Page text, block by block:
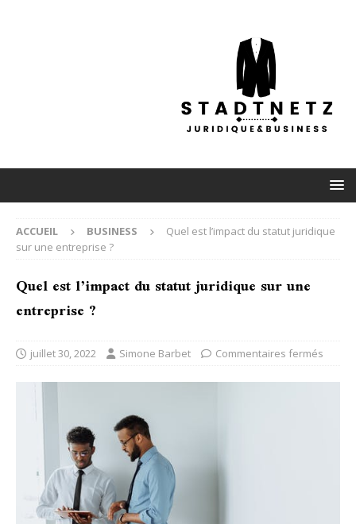
ACCUEIL BUSINESS
Quel est l’impact du statut juridique
sur une entreprise ?
Quel est l’impact du statut juridique sur une
entreprise ?
juillet 30, 2022 Simone Barbet Commentaires fermés